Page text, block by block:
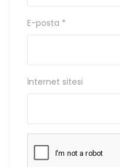
E-posta *
İnternet sitesi